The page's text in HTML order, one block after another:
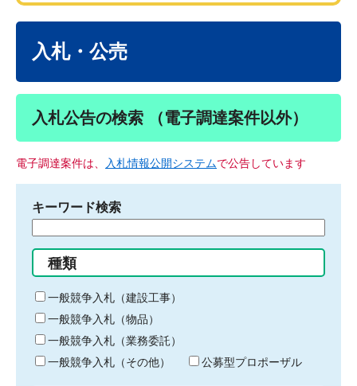
入札・公売
入札公告の検索 （電子調達案件以外）
電子調達案件は、 入札情報公開システムで公告しています
キーワード検索
る
キ
ー
ワ
ー
ド
種類
一般競争入札（建設工事）
一般競争入札（物品）
一般競争入札（業務委託）
一般競争入札（その他）
公募型プロポーザル